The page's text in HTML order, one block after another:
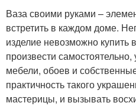
Ваза своими руками –
встретить в каждом доме.
изделие невозможно купить
произвести
мебели, обоев и
практичность такого
мастерицы, и вызывать